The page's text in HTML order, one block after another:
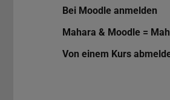
Bei Moodle anmelden
Mahara & Moodle =
Von einem Kurs